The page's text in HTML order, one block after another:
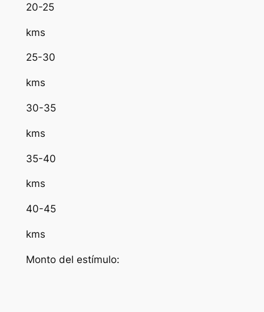
20-25
kms
25-30
kms
30-35
kms
35-40
kms
40-45
kms
Monto del estímulo: